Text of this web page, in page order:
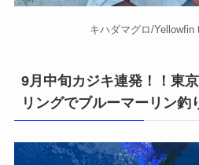
キハダマグロ/Yellowfin
9月中旬カジキ連発！！東
リングでブルーマーリン釣